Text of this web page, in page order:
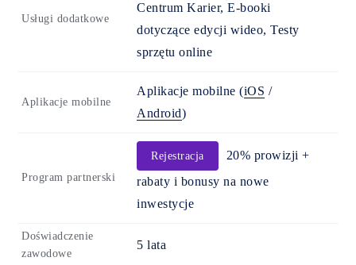
Usługi dodatkowe
Centrum Karier, E-booki
dotyczące edycji wideo, Testy
sprzętu online
Aplikacje mobilne
Aplikacje mobilne (iOS /
Android)
Program partnerski
Rejestracja
20% prowizji +
rabaty i bonusy na nowe
inwestycje
Doświadczenie
zawodowe
5 lata